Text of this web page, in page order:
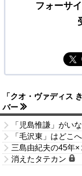
フォーサ
「クオ・ヴァディス
バー
「児島惟謙」がい
「毛沢東」はどこ
三島由紀夫の45年×
消えたタテカン